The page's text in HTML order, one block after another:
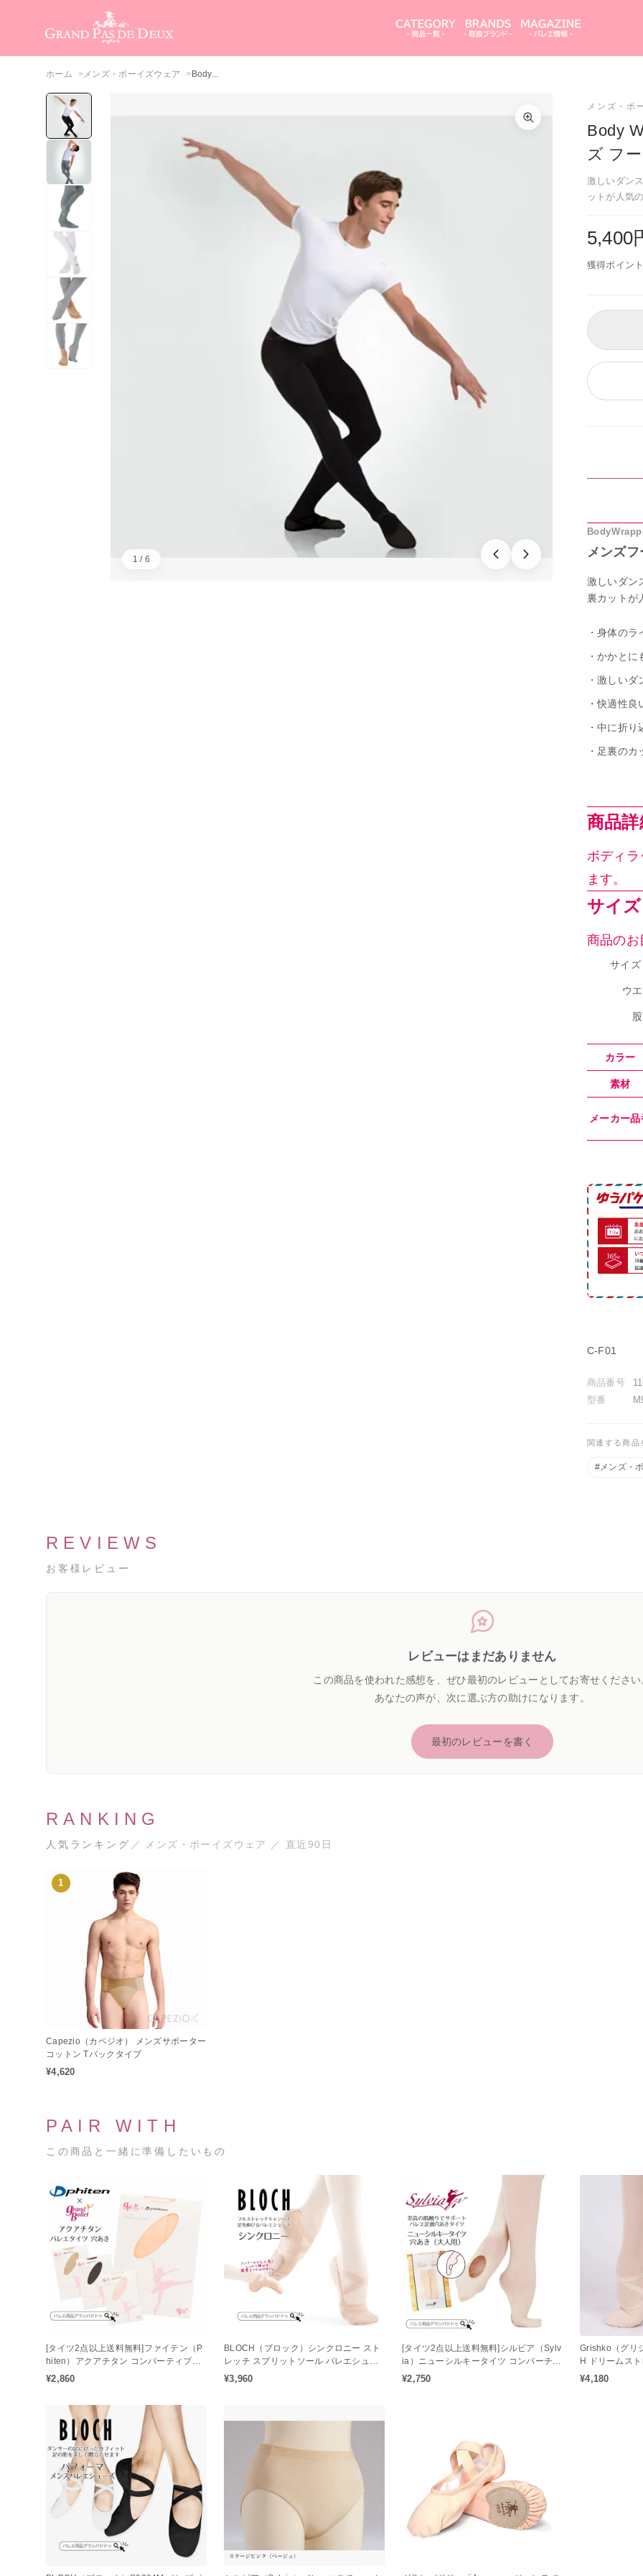
グレー
閉じる
ホーム メンズ・ボーイズウェア Body...
1 / 6
メンズ・ボ
Body
ズ フ
激しいダン
ットが人気
5,400
獲得ポイン
メンズ
激しいダン
裏カットが
・身体の
・かかと
・激しい
・快適性
・中に折
・足裏の
商品
ボディラ
ます。
サイ
商品のお
サイ
ウ
カラー
素材
メーカー品
C-F01
商品番号
型番
関連する商品
#メンズ・
REVIEWS
お客様レビュー
レビューはまだありません
この商品を使われた感想を、ぜひ最初のレビューとしてお寄せください
あなたの声が、次に選ぶ方の助けになります。
最初のレビューを書く
RANKING
人気ランキング ／ メンズ・ボーイズウェア ／ 直近90日
1
Capezio（カペジオ） メンズサポーター
コットン Tバックタイプ
¥4,620
PAIR WITH
この商品と一緒に準備したいもの
[タイツ2点以上送料無料]ファイテン（P
hiten）アクアチタン コンバーティブル
バレエタイツ（穴あき / 大人タイツ / ジ
ュニアタイツ）アクアチタン配合の心身
¥2,860
BLOCH（ブロック）シンクロニー スト
レッチ スプリットソール バレエシュー
ズ
¥3,960
[タイツ2点以上送料無料]シルビア（Sylv
ia）ニューシルキータイツ コンバーチブ
ルタイプ（大人用）
¥2,750
Grishko（グリ
H ドリームス
ル バレエシュ
¥4,180